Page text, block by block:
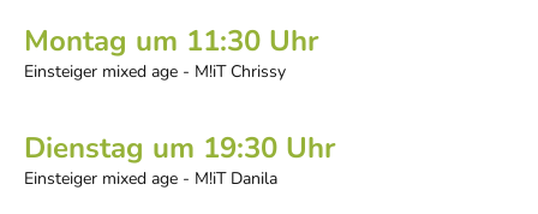
Montag um 11:30 Uhr
Einsteiger mixed age - M!iT Chrissy
Dienstag um 19:30 Uhr
Einsteiger mixed age - M!iT Danila